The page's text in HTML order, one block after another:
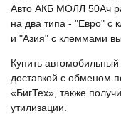
Авто АКБ МОЛЛ 50Ач
на два типа - "Евро" с
и "Азия" с клеммами
Купить
доставкой с обменом
«БигТех», также
утилизации.